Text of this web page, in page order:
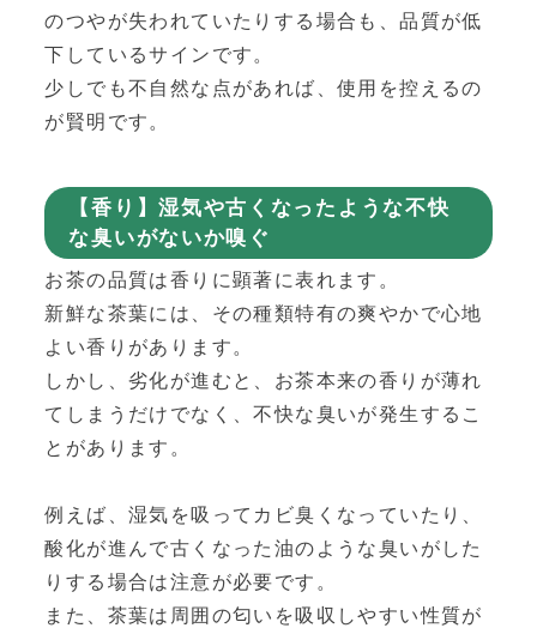
のつやが失われていたりする場合も、品質が低
下しているサインです。
少しでも不自然な点があれば、使用を控えるの
が賢明です。
【香り】湿気や古くなったような不快
な臭いがないか嗅ぐ
お茶の品質は香りに顕著に表れます。
新鮮な茶葉には、その種類特有の爽やかで心地
よい香りがあります。
しかし、劣化が進むと、お茶本来の香りが薄れ
てしまうだけでなく、不快な臭いが発生するこ
とがあります。
例えば、湿気を吸ってカビ臭くなっていたり、
酸化が進んで古くなった油のような臭いがした
りする場合は注意が必要です。
また、茶葉は周囲の匂いを吸収しやすい性質が